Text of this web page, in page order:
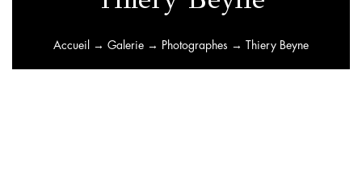
Accueil → Galerie → Photographes → Thiery Beyne